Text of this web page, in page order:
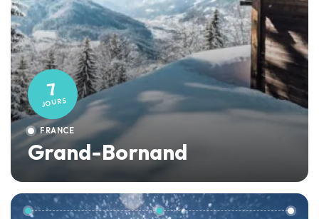
7
JOURS
FRANCE
Grand-Bornand